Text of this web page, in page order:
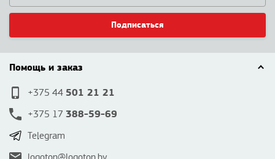
Подписаться
Помощь и заказ
+375 44 501 21 21
+375 17 388-59-69
Telegram